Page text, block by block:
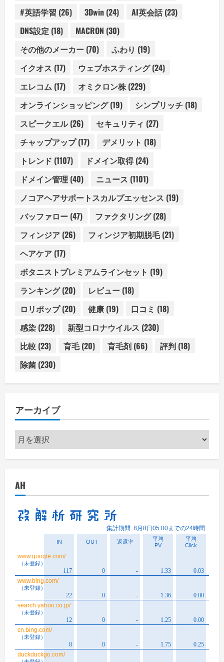
#英語学習 (26) 3Dwin (24) AI英会話(23)
DNS設定 (18) MACRON (30)
その他のメーカー (70) ふわり (19)
イクオス (17) ウェブホスティング(24)
エレコム (17) オミクロン株(229)
オンラインショッピング(19) シンプリッチ (18)
スピークエル(26) セキュリティ (27)
チャップアップ(17) デメリット (18)
トレンド (1107) ドメイン取得(24)
ドメイン管理 (40) ニュース (1101)
ノコアヘアサポートスカルプエッセンス (19)
バッファロー (47) ファクタリング(28)
フィンジア (26) フィンジア初期脱毛(21)
ヘアケア (17)
ボタニストプレミアムラインセット (19)
ランキング(20) レビュー (18)
ロリポップ(20) 健康 (19) 口コミ (18)
感染 (228) 新型コロナウイルス (230)
比較 (23) 育毛(20) 育毛剤 (66) 評判 (18)
除菌 (230)
アーカイブ
ア
ー
ブ
AH